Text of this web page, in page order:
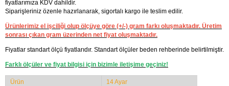
fiyatlarımıza KDV dahildir.
Siparişleriniz özenle hazırlanarak, sigortalı kargo ile teslim edilir.
Ürünlerimiz el işciliği olup ölçüye göre (+/-) gram farkı oluşmaktadır. Üretim
sonrası çıkan gram üzerinden net fiyat oluşmaktadır.
Fiyatlar standart ölçü fiyatlarıdır. Standart ölçüler beden rehberinde belirtilmiştir.
Farklı ölçüler ve fiyat bilgisi için bizimle iletişime geçiniz!
Ürün
14 Ayar